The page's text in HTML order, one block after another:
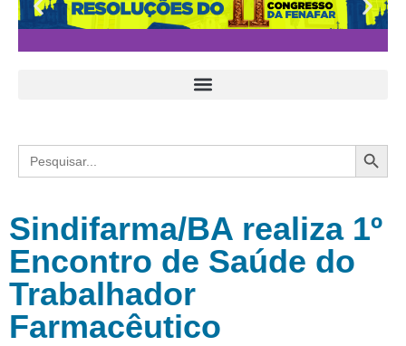
Search
for:
Sindifarma/BA realiza 1º
Encontro de Saúde do
Trabalhador
Farmacêutico